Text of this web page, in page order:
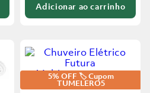
Adicionar ao carrinho
5% OFF 🏷️ Cupom
TUMELERO5